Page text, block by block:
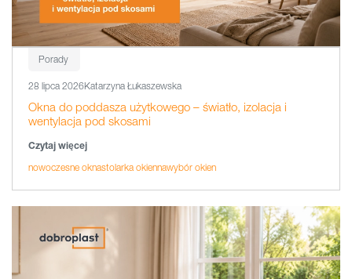
Porady
28 lipca 2026Katarzyna Łukaszewska
Okna do poddasza użytkowego – światło, izolacja i
wentylacja pod skosami
Czytaj więcej
nowoczesne oknastolarka okiennawybór okien